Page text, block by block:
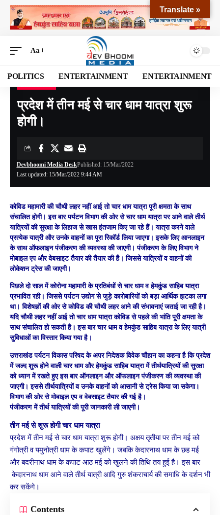
Aa
POLITICS ENTERTAINMENT ENTERTAINMENT
Devbhoomi Media>Blog >EXCLUSIVE>प्रदेश में तीन मई से चार धाम यात्रा शुरू होगी।
प्रदेश में तीन मई से चार धाम यात्रा शुरू
होगी।
Last updated: 15/Mar/2022 9:44 AM
Devbhoomi Media DeskPublished: 15/Mar/2022
कोविड महामारी की चौथी लहर नहीं आई तो चार धाम यात्रा पूरी क्षमता के साथ
संचालित होगी। इस बार पर्यटन विभाग की ओर से चार धाम यात्रा पर आने वाले तीर्थ
यात्रियों की सुरक्षा के लिहाज से खास इंतजाम किए जा रहे हैं। यात्रा करने वाले
प्रत्येक यात्री और उनके वाहनों का पूरा रिकॉर्ड लिया जाएगा। इसके लिए आनलाइन
के साथ ऑफलाइन पंजीकरण की व्यवस्था की जाएगी। पंजीकरण के लिए विभाग ने
मोबाइल एप और वेबसाइट तैयार की तैयार की है। जिससे यात्रियों व वाहनों की
लोकेशन ट्रेस की जाएगी।
पिछले दो साल में कोरोना महामारी के प्रतिबंधों से चार धाम व हेमकुंड साहिब यात्रा
प्रभावित रही। जिससे पर्यटन उद्योग से जुड़े कारोबारियों को बड़ा आर्थिक झटका लगा
था। विशेषज्ञों की ओर से कोविड की चौथी लहर आने की संभावनाएं जताई जा रही है।
यदि चौथी लहर नहीं आई तो चार धाम यात्रा कोविड से पहले की भांति पूरी क्षमता के
साथ संचालित हो सकती है। इस बार चार धाम व हेमकुंड साहिब यात्रा के लिए यात्री
सुविधाओं का विस्तार किया गया है।
उत्तराखंड पर्यटन विकास परिषद के अपर निदेशक विवेक चौहान का कहना है कि प्रदेश
में जल्द शुरू होने वाली चार धाम और हेमकुंड साहिब यात्रा में तीर्थयात्रियों की सुरक्षा
को ध्यान में रखते हुए इस बार ऑनलाइन और ऑफलाइन पंजीकरण की व्यवस्था की
जाएगी। इससे तीर्थयात्रियों व उनके वाहनों को आसानी से ट्रेस किया जा सकेगा।
विभाग की ओर से मोबाइल एप व वेबसाइट तैयार की गई है।
पंजीकरण में तीर्थ यात्रियों की पूरी जानकारी ली जाएगी।
तीन मई से शुरू होगी चार धाम यात्रा
प्रदेश में तीन मई से चार धाम यात्रा शुरू होगी। अक्षय तृतीया पर तीन मई को
गंगोत्री व यमुनोत्री धाम के कपाट खुलेंगे। जबकि केदारनाथ धाम के छह मई
और बदरीनाथ धाम के कपाट आठ मई को खुलने की तिथि तय हुई है। इस बार
केदारनाथ धाम आने वाले तीर्थ यात्री आदि गुरु शंकराचार्य की समाधि के दर्शन भी
कर सकेंगे।
Contents
Translate »